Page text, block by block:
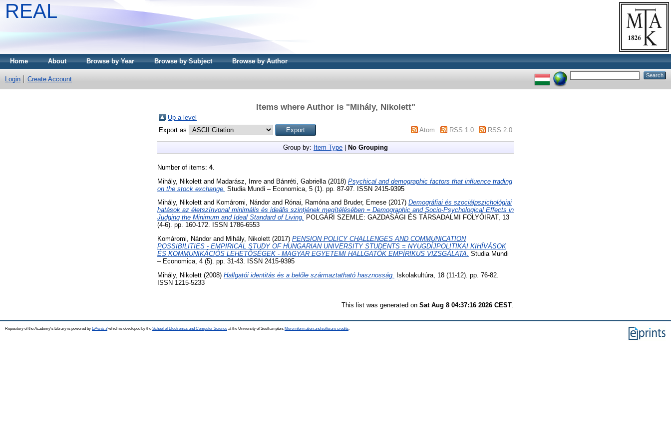
REAL
Home About Browse by Year Browse by Subject Browse by Author
Login Create Account
Items where Author is "Mihály, Nikolett"
Up a level
Export as
Atom RSS 1.0 RSS 2.0
Group by: Item Type No Grouping
Number of items: 4.
Mihály, Nikolett and Madarász, Imre and Bánréti, Gabriella (2018) Psychical and demographic factors that influence trading
on the stock exchange. Studia Mundi – Economica, 5 (1). pp. 87-97. ISSN 2415-9395
Mihály, Nikolett and Komáromi, Nándorand Rónai, Ramónaand Bruder, Emese (2017) Demográfiai és szociálpszichológiai
hatások az életszínvonal minimális és ideális szintjének megítélésében = Demographic and Socio-Psychological Effects in
Judging the Minimum and Ideal Standard of Living. POLGÁRI SZEMLE: GAZDASÁGI ÉS TÁRSADALMI FOLYÓIRAT, 13
(4-6). pp. 160-172. ISSN 1786-6553
Komáromi, Nándorand Mihály, Nikolett (2017) PENSION POLICY CHALLENGES AND COMMUNICATION
POSSIBILITIES - EMPIRICAL STUDY OF HUNGARIAN UNIVERSITY STUDENTS = NYUGDÍJPOLITIKAI KIHÍVÁSOK
ÉS KOMMUNIKÁCIÓS LEHETŐSÉGEK - MAGYAR EGYETEMI HALLGATÓK EMPÍRIKUS VIZSGÁLATA. Studia Mundi
– Economica, 4 (5). pp. 31-43. ISSN 2415-9395
Mihály, Nikolett (2008) Hallgatói identitás és a belőle származtatható hasznosság.
Iskolakultúra, 18 (11-12). pp. 76-82.
ISSN 1215-5233
This list was generated on Sat Aug 8 04:37:16 2026 CEST
Repository of the Academy's Library is powered by EPrints 3which is developed by the School of Electronics and Computer Science at the University of Southampton. More information and software credits